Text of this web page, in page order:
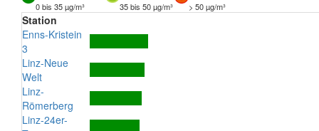
0 bis 35 µg/m³
35 bis 50 µg/m³ > 50 µg/m³
Station
Enns-Kristein
3
Linz-Neue
Welt
Linz-
Römerberg
Linz-24er-